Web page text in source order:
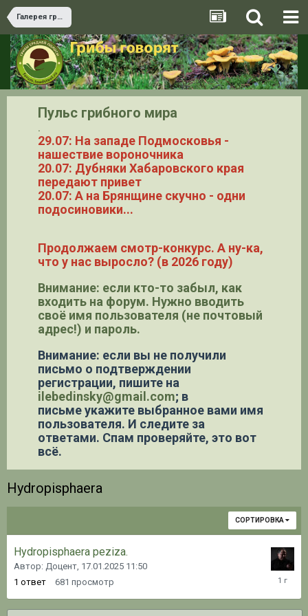
Галерея грибов
Пульс грибного мира
.
29.07: На западе Подмосковья -
нашествие вороночника
20.07: Дубняки Хабаровского края
передают привет
20.07: А на Брянщине скучно - одни
подосиновики...
Продолжаем смотр-конкурс. А ну-ка,
что у нас выросло? (в 2026 году)
Внимание: если кто-то забыл, как
входить на форум. Нужно вводить
своё имя пользователя (не почтовый
адрес!) и пароль.
Внимание: если вы не получили
письмо о подтверждении
регистрации, пишите на
ilebedinsky@gmail.com; в
письме укажите выбранное вами имя
пользователя. И следите за
ответами. Спам проверяйте, это вот
всё.
Hydropisphaera
СОРТИРОВКА
Hydropisphaera peziza .
Автор: Доцент, 17.01.2025 11:50
1 ответ 681 просмотр